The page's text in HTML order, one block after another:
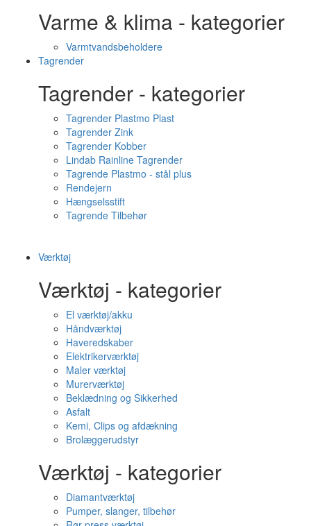
Varme & klima - kategorier
Varmtvandsbeholdere
Tagrender
Tagrender - kategorier
Tagrender Plastmo Plast
Tagrender Zink
Tagrender Kobber
Lindab Rainline Tagrender
Tagrende Plastmo - stål plus
Rendejern
Hængselsstift
Tagrende Tilbehør
Værktøj
Værktøj - kategorier
El værktøj/akku
Håndværktøj
Haveredskaber
Elektrikerværktøj
Maler værktøj
Murerværktøj
Beklædning og Sikkerhed
Asfalt
Kemi, Clips og afdækning
Brolæggerudstyr
Værktøj - kategorier
Diamantværktøj
Pumper, slanger, tilbehør